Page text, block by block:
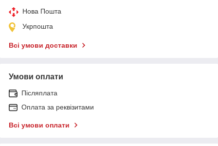
Нова Пошта
Укрпошта
Всі умови доставки
Умови оплати
Післяплата
Оплата за реквізитами
Всі умови оплати